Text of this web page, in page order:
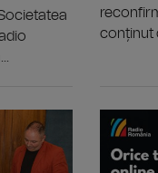
conținut